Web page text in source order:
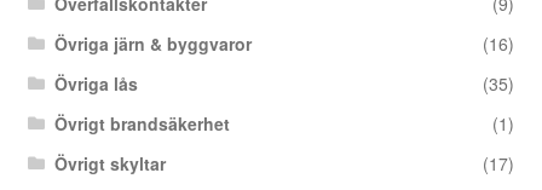
Övriga järn & byggvaror
(16)
Övriga lås
(35)
Övrigt brandsäkerhet
(1)
Övrigt skyltar
(17)